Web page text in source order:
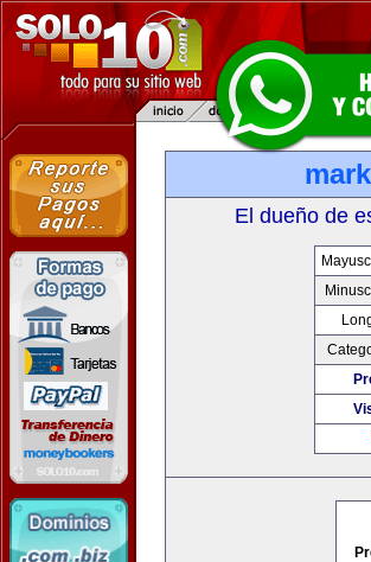
El dueño de